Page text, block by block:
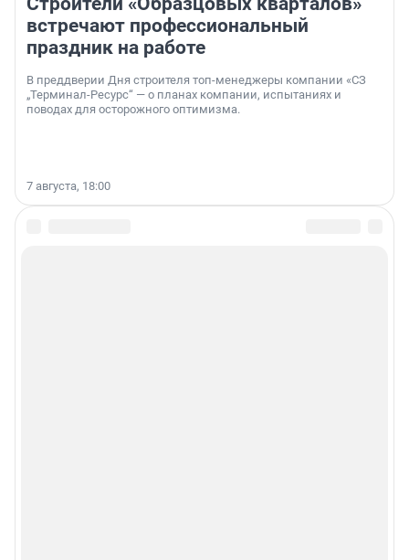
встречают профессиональный
праздник на работе
В преддверии Дня строителя топ-менеджеры компании «СЗ
„Терминал-Ресурс“ — о планах компании, испытаниях и
поводах для осторожного оптимизма.
7 августа, 18:00